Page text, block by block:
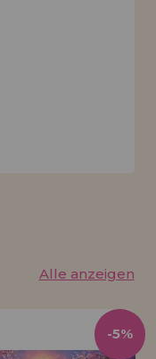
Alle anzeigen
-5%